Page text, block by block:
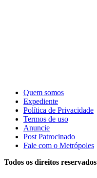
Quem somos
Expediente
Política de Privacidade
Termos de uso
Anuncie
Post Patrocinado
Fale com o Metrópoles
Todos os direitos reservados